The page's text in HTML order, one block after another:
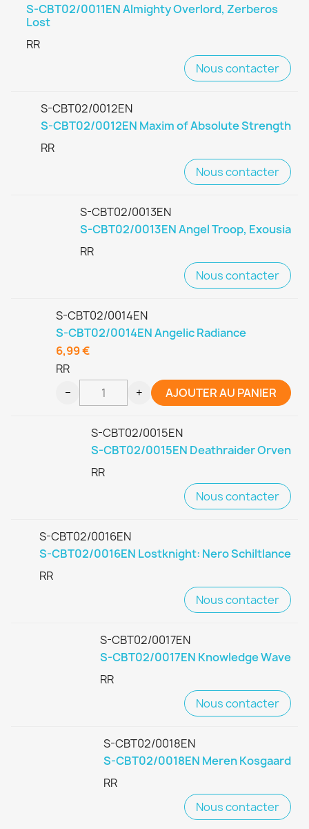
S-CBT02/0011EN Almighty Overlord, Zerberos
Lost
RR
Nous contacter
S-CBT02/0012EN
S-CBT02/0012EN Maxim of Absolute Strength
RR
Nous contacter
S-CBT02/0013EN
S-CBT02/0013EN Angel Troop, Exousia
RR
Nous contacter
S-CBT02/0014EN
S-CBT02/0014EN Angelic Radiance
RR
6,99 €
− + AJOUTER AU PANIER
S-CBT02/0015EN
S-CBT02/0015EN Deathraider Orven
RR
Nous contacter
S-CBT02/0016EN
S-CBT02/0016EN Lostknight: Nero Schiltlance
RR
Nous contacter
S-CBT02/0017EN
S-CBT02/0017EN Knowledge Wave
RR
Nous contacter
S-CBT02/0018EN
S-CBT02/0018EN Meren Kosgaard
RR
Nous contacter